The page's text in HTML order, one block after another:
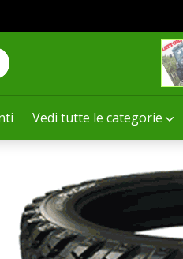
Vedi tutte le categorie